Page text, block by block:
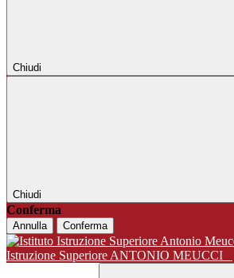
Chiudi
Chiudi
Conferma
Annulla Conferma
Istruzione Superiore ANTONIO MEUCCI